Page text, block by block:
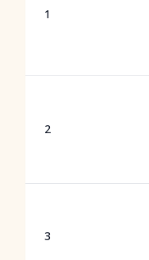
1
2
3